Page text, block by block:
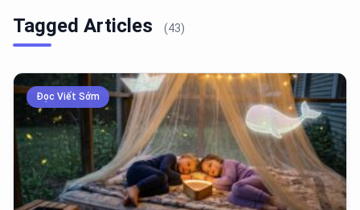
Tagged Articles (43)
Đọc Viết Sớm